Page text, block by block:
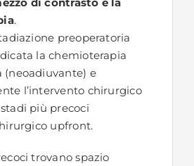
.
preoperatoria
la chemioterapia
(neoadiuvante) e
l’intervento chirurgico
più precoci
upfront.
trovano spazio